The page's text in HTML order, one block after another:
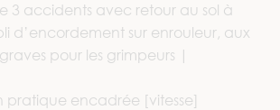
3 accidents avec retour au sol à
d’encordement sur enrouleur, aux
pour les grimpeurs |
pratique encadrée [vitesse]